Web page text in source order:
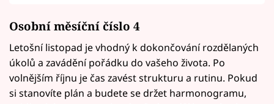
Osobní měsíční číslo 4
Letošní listopad je vhodný k dokončování rozdělaných
úkolů a zavádění pořádku do vašeho života. Po
volnějším říjnu je čas zavést strukturu a rutinu. Pokud
si stanovíte plán a budete se držet harmonogramu,